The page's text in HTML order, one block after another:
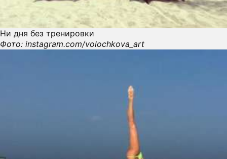
Ни дня без тренировки
Фото: instagram.com/volochkova_art